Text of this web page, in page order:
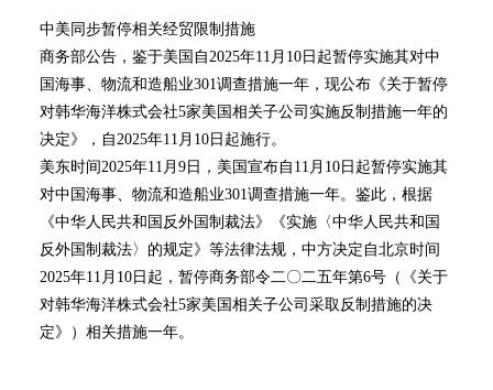
中美同步暂停相关经贸限制措施
商务部公告，鉴于美国自2025年11月10日起暂停实施其对中
国海事、物流和造船业301调查措施一年，现公布《关于暂停
对韩华海洋株式会社5家美国相关子公司实施反制措施一年的
决定》，自2025年11月10日起施行。
美东时间2025年11月9日，美国宣布自11月10日起暂停实施其
对中国海事、物流和造船业301调查措施一年。鉴此，根据
《中华人民共和国反外国制裁法》《实施〈中华人民共和国
反外国制裁法〉的规定》等法律法规，中方决定自北京时间
2025年11月10日起，暂停商务部令二〇二五年第6号（《关于
对韩华海洋株式会社5家美国相关子公司采取反制措施的决
定》）相关措施一年。